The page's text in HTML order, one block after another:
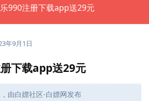
990注册下载app送29元
年9月1日
下载app送29元
由白嫖社区-白嫖网发布